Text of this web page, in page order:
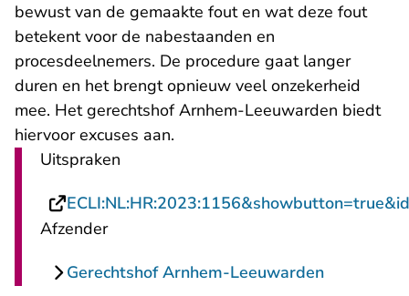
bewust van de gemaakte fout en wat deze fout
betekent voor de nabestaanden en
procesdeelnemers. De procedure gaat langer
duren en het brengt opnieuw veel onzekerheid
mee. Het gerechtshof Arnhem-Leeuwarden biedt
hiervoor excuses aan.
Uitspraken
Afzender
Gerechtshof Arnhem-Leeuwarden